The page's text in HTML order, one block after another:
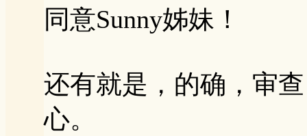
同意Sunny姊妹！
还有就是，的确，审
心。